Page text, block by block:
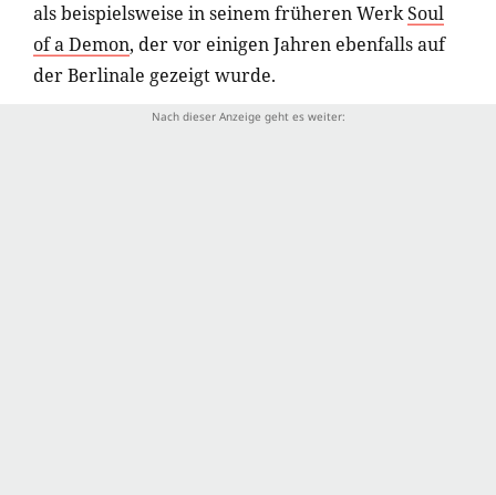
als beispielsweise in seinem früheren WerkSoul
of a Demon, der vor einigen Jahren ebenfalls auf
der Berlinale gezeigt wurde.